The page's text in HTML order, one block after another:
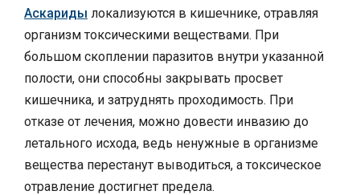
Аскариды локализуются в кишечнике, отравляя
организм токсическими веществами. При
большом скоплении паразитов внутри указанной
полости, они способны закрывать просвет
кишечника, и затруднять проходимость. При
отказе от лечения, можно довести инвазию до
летального исхода, ведь ненужные в организме
вещества перестанут выводиться, а токсическое
отравление достигнет предела.